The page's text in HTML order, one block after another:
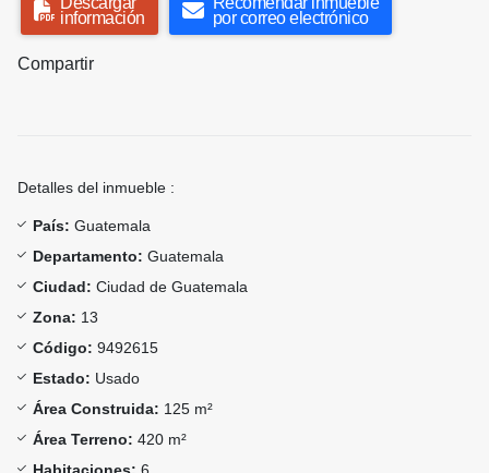
información
por correo electrónico
Compartir
Detalles del inmueble :
País: Guatemala
Departamento: Guatemala
Ciudad: Ciudad de Guatemala
Zona: 13
Código: 9492615
Estado: Usado
Área Construida: 125 m²
Área Terreno: 420 m²